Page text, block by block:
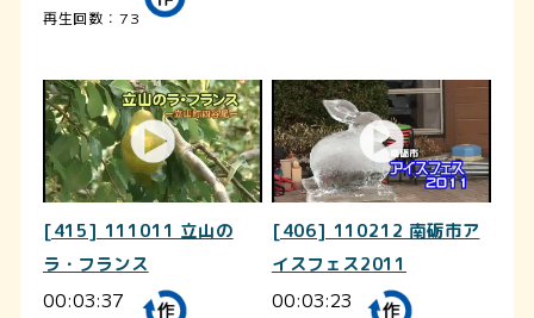
再生回数：73
[415] 111011 立山の
ラ・フランス
00:03:37
[406] 110212 南砺市ア
イスフェス2011
00:03:23